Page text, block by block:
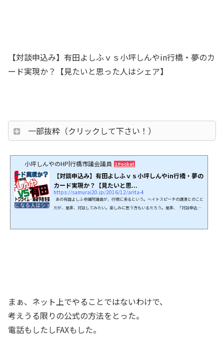
【対談申込み】有田よしふｖｓ小坪しんやin行橋・夢のカ
ード実現か？【見たいと思った人はシェア】
一部抜粋（クリックして下さい！）
小坪しんやのHP|行橋市議会議員 1 Pocket
【対談申込み】有田よしふｖｓ小坪しんやin行橋・夢の
カード実現か？【見たいと思...
https://samurai20.jp/2016/12/arita-4
あの有田よしふ参議院議員が、行橋に来るという。ヘイトスピーチの講演とのこと
だが、是非、対談してみたい。楽しみに思う方もいるだろう。是非、「対談申込
まぁ、ネット上でやることではないわけで、
考えうる限りの公式の方法をとった。
電話もしたしFAXもした。